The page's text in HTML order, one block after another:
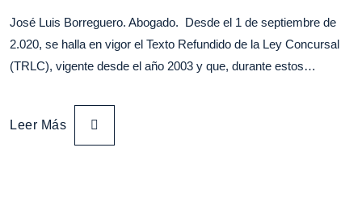
José Luis Borreguero. Abogado. Desde el 1 de septiembre de
2.020, se halla en vigor el Texto Refundido de la Ley Concursal
(TRLC), vigente desde el año 2003 y que, durante estos…
Leer Más